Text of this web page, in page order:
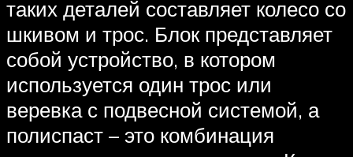
таких деталей составляет колесо со
шкивом и трос. Блок представляет
собой устройство, в котором
используется один трос или
веревка с подвесной системой, а
полиспаст – это комбинация